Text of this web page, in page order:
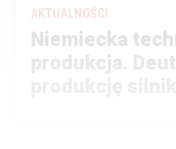
AKTUALNOŚCI
Niemiecka
produkcja.